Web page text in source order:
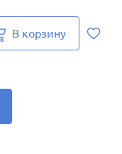
В корзину